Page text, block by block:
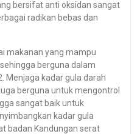
bersifat anti oksidan sangat
radikan bebas dan
makanan yang mampu
berguna dalam
Menjaga kadar gula darah
berguna untuk mengontrol
sangat baik untuk
kadar gula
badan Kandungan serat